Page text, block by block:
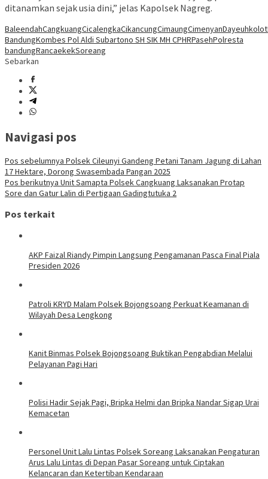
ditanamkan sejak usia dini,” jelas Kapolsek Nagreg.
BaleendahCangkuangCicalengkaCikancungCimaungCimenyanDayeuhkolot
BandungKombes Pol Aldi Subartono SH SIK MH CPHRPasehPolresta
bandungRancaekekSoreang
Sebarkan
Navigasi pos
Pos sebelumnya Polsek Cileunyi Gandeng Petani Tanam Jagung di Lahan
17 Hektare, Dorong Swasembada Pangan 2025
Pos berikutnya Unit Samapta Polsek Cangkuang Laksanakan Protap
Sore dan Gatur Lalin di Pertigaan Gadingtutuka 2
Pos terkait
AKP Faizal Riandy Pimpin Langsung Pengamanan Pasca Final Piala
Presiden 2026
Patroli KRYD Malam Polsek Bojongsoang Perkuat Keamanan di
Wilayah Desa Lengkong
Kanit Binmas Polsek Bojongsoang Buktikan Pengabdian Melalui
Pelayanan Pagi Hari
Polisi Hadir Sejak Pagi, Bripka Helmi dan Bripka Nandar Sigap Urai
Kemacetan
Personel Unit Lalu Lintas Polsek Soreang Laksanakan Pengaturan
Arus Lalu Lintas di Depan Pasar Soreang untuk Ciptakan
Kelancaran dan Ketertiban Kendaraan